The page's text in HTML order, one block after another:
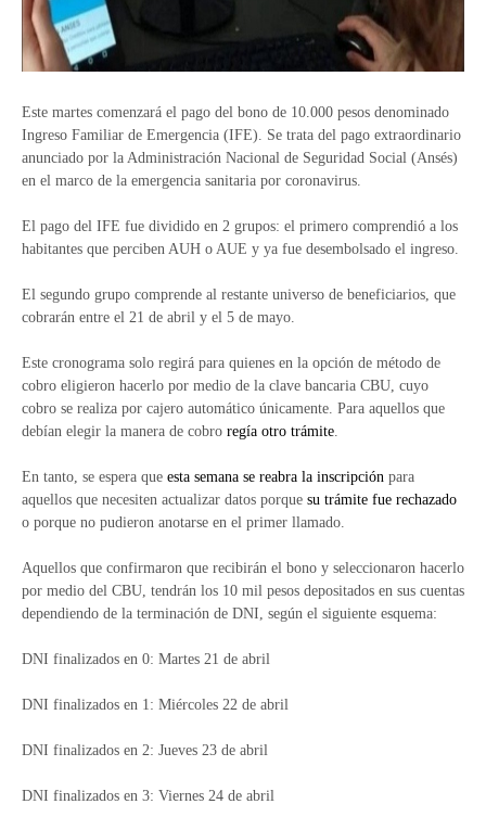
Este martes comenzará el pago del bono de 10.000 pesos denominado
Ingreso Familiar de Emergencia (IFE). Se trata del pago extraordinario
anunciado por la Administración Nacional de Seguridad Social (Ansés)
en el marco de la emergencia sanitaria por coronavirus.
El pago del IFE fue dividido en 2 grupos: el primero comprendió a los
habitantes que perciben AUH o AUE y ya fue desembolsado el ingreso.
El segundo grupo comprende al restante universo de beneficiarios, que
cobrarán entre el 21 de abril y el 5 de mayo.
Este cronograma solo regirá para quienes en la opción de método de
cobro eligieron hacerlo por medio de la clave bancaria CBU, cuyo
cobro se realiza por cajero automático únicamente. Para aquellos que
debían elegir la manera de cobro regía otro trámite.
En tanto, se espera que esta semana se reabra la inscripción para
aquellos que necesiten actualizar datos porque su trámite fue rechazado
o porque no pudieron anotarse en el primer llamado.
Aquellos que confirmaron que recibirán el bono y seleccionaron hacerlo
por medio del CBU, tendrán los 10 mil pesos depositados en sus cuentas
dependiendo de la terminación de DNI, según el siguiente esquema:
DNI finalizados en 0: Martes 21 de abril
DNI finalizados en 1: Miércoles 22 de abril
DNI finalizados en 2: Jueves 23 de abril
DNI finalizados en 3: Viernes 24 de abril